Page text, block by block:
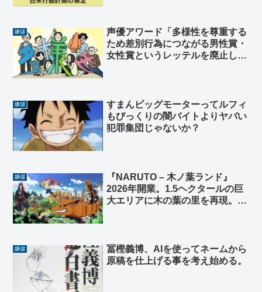
嫌儲
声優アワード「多様性を尊重する
ため差別行為につながる男性賞・
女性賞というレッテルを廃止しま
嫌儲
すまんビッグモーターってルフィ
もびっくりの闇バイトよりヤバい
犯罪集団じゃないか？
嫌儲
『NARUTO – 木ノ葉ランド』
2026年開業。1.5ヘクタールの巨
大エリアに木の葉の里を再現。ジ
嫌儲
冨樫義博、AIを使ってネームから
原稿を仕上げる事を考え始める。